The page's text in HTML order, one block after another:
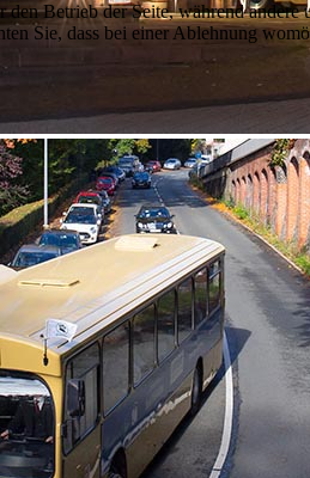
Betrieb der Seite, während
Sie, dass bei einer Ablehnung